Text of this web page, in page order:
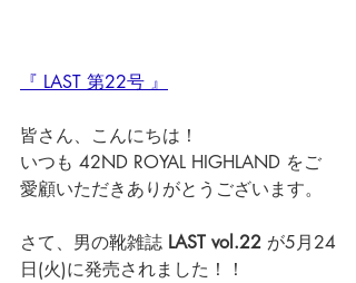
『 LAST 第22号 』
皆さん、こんにちは！
いつも 42ND ROYAL HIGHLAND をご
愛顧いただきありがとうございます。
さて、男の靴雑誌 LAST vol.22 が5月24
日(火)に発売されました！！